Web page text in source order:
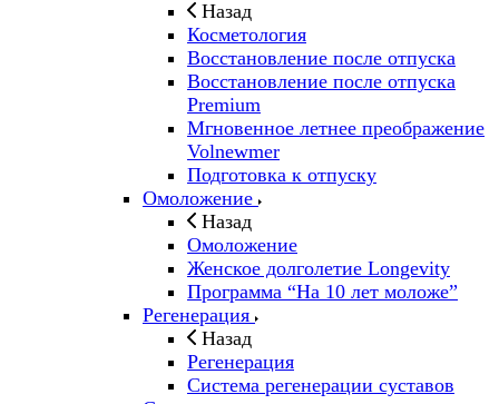
Назад
Косметология
Восстановление после отпуска
Восстановление после отпуска
Premium
Мгновенное летнее преображение
Volnewmer
Подготовка к отпуску
Омоложение
Назад
Омоложение
Женское долголетие Longevity
Программа “На 10 лет моложе”
Регенерация
Назад
Регенерация
Система регенерации суставов